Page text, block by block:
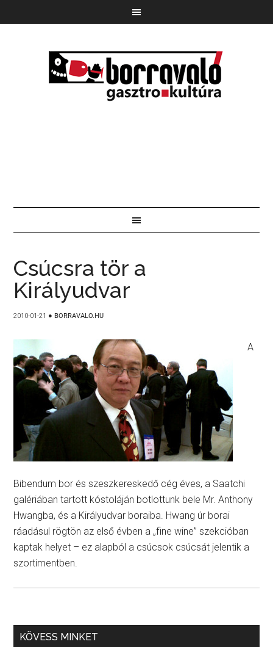
Csúcsra tör a
Királyudvar
2010-01-21 ● BORRAVALO.HU
A
Bibendum bor és szeszkereskedő cég éves, a Saatchi
galériában tartott kóstoláján botlottunk bele Mr. Anthony
Hwangba, és a Királyudvar boraiba. Hwang úr borai
ráadásul rögtön az első évben a „fine wine” szekcióban
kaptak helyet – ez alapból a csúcsok csúcsát jelentik a
szortimentben.
KÖVESS MINKET